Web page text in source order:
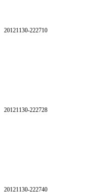
20121130-222710
20121130-222728
20121130-222740